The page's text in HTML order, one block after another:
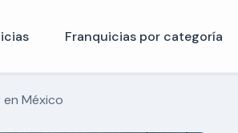
Franquicias por categoría
México